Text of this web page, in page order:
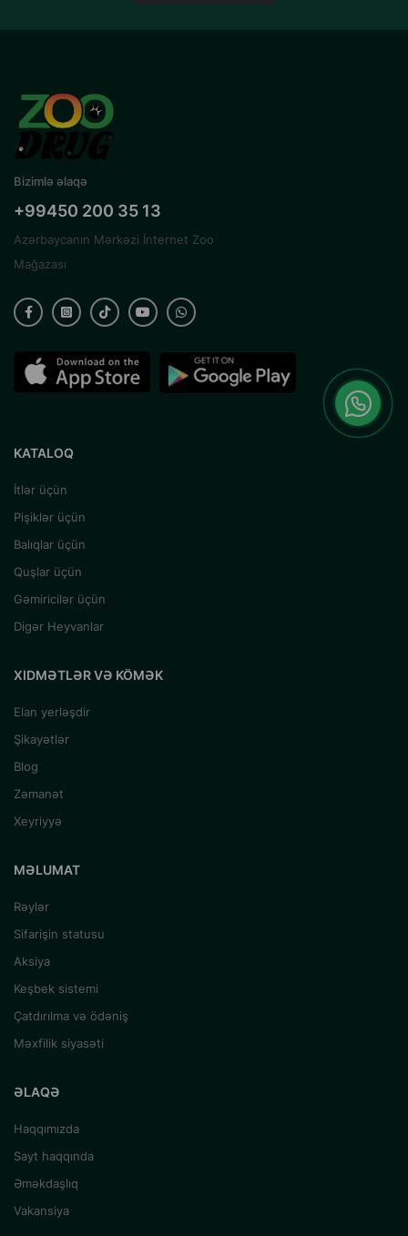
Bizimlə əlaqə
+99450 200 35 13
Azərbaycanın Mərkəzi İnternet Zoo
Mağazası
KATALOQ
İtlər üçün
Pişiklər üçün
Balıqlar üçün
Quşlar üçün
Gəmiricilər üçün
Digər Heyvanlar
XIDMƏTLƏR VƏ KÖMƏK
Elan yerləşdir
Şikayətlər
Blog
Zəmanət
Xeyriyyə
MƏLUMAT
Rəylər
Sifarişin statusu
Aksiya
Keşbek sistemi
Çatdırılma və ödəniş
Məxfilik siyasəti
ƏLAQƏ
Haqqımızda
Sayt haqqında
Əməkdaşlıq
Vakansiya